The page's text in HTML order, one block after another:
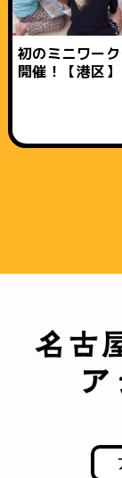
初のミニワー
開催！【港区】